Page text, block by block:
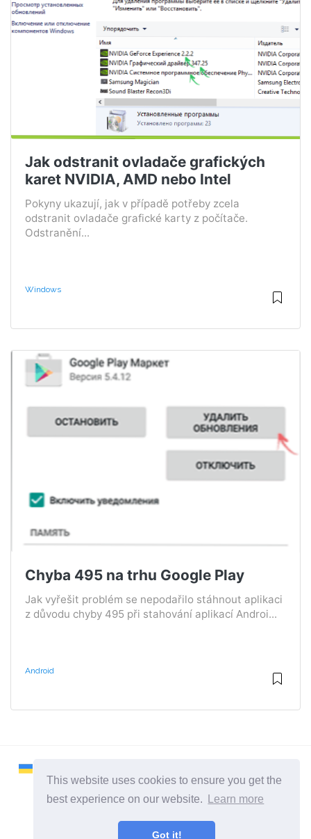
This website uses cookies to ensure you get the
best experience on our website.
Learn more
Got it!
Jak odstranit ovladače grafických
karet NVIDIA, AMD nebo Intel
Pokyny ukazují, jak v případě potřeby zcela
odstranit ovladače grafické karty z počítače.
Odstranění...
Windows
Chyba 495 na trhu Google Play
Jak vyřešit problém se nepodařilo stáhnout aplikaci
z důvodu chyby 495 při stahování aplikací Androi...
Android
2026 ©Remontcompa